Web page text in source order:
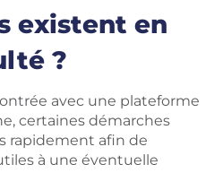
existent en
?
avec une plateforme
certaines démarches
rapidement afin de
à une éventuelle